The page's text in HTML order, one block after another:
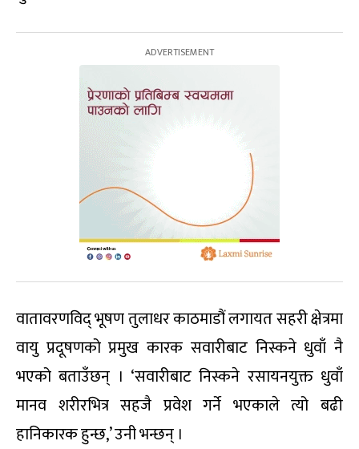
वातावरणविद् भूषण तुलाधर काठमाडौं लगायत सहरी क्षेत्रमा
वायु प्रदूषणको प्रमुख कारक सवारीबाट निस्कने धुवाँ नै
भएको बताउँछन् । ‘सवारीबाट निस्कने रसायनयुक्त धुवाँ
मानव शरीरभित्र सहजै प्रवेश गर्ने भएकाले त्यो बढी
हानिकारक हुन्छ,’ उनी भन्छन् ।